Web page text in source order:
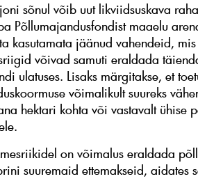
sõnul võib uut likviidsuskava
Põllumajandusfondist maaelu
kasutamata jäänud vahendeid,
võivad samuti eraldada
ulatuses. Lisaks märgitakse, et
võimalikult suureks
hektari kohta või vastavalt ühise
on võimalus eraldada
suuremaid ettemakseid,